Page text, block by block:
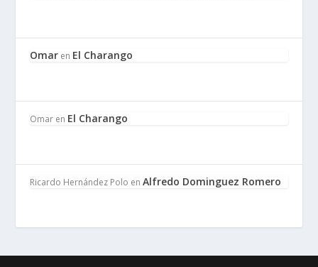
Omar en El Charango
Omar en El Charango
Ricardo Hernández Polo enAlfredo Dominguez Romero